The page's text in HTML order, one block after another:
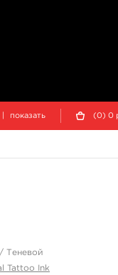
показать (0) 0
Теневой
Tattoo Ink